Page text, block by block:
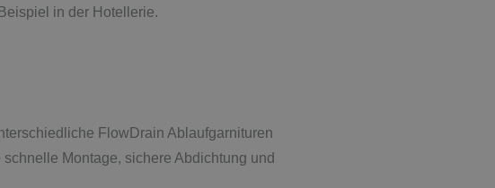
in der Hotellerie.
FlowDrain Ablaufgarnituren
Montage, sichere Abdichtung und